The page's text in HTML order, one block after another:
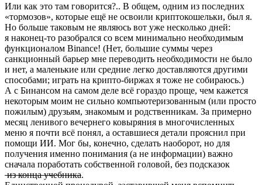
Или как это там говорится?.. В общем, одним из последних
«тормозов», которые ещё не освоили криптокошельки, был я.
Но больше таковым не являюсь вот уже несколько дней:
я наконец-то разобрался со всем минимально необходимым
функционалом Binance! (Нет, большие суммы через
санкционный барьер мне переводить необходимости не было
и нет, а маленькие или средние легко доставляются другими
способами; играть на крипто-биржах я тоже не собираюсь.)
А с Бинансом на самом деле всё гораздо проще, чем кажется
некоторым моим не сильно компьютеризованным (или просто
пожилым) друзьям, знакомым и родственникам. За примерно
месяц ленивого вечернего ковыряния в многочисленных
меню я почти всё понял, а оставшиеся детали прояснил при
помощи ИИ. Мог бы, конечно, сделать наоборот, но для
получения именно понимания (а не информации) важно
сначала поработать собственной головой, без подсказок
из конца учебника.